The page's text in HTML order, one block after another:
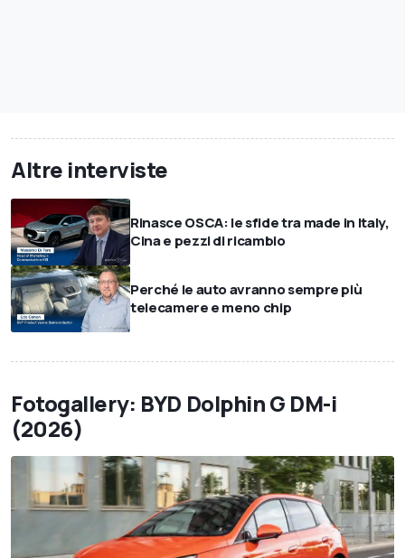
Altre interviste
Rinasce OSCA: le sfide tra made in Italy,
Cina e pezzi di ricambio
Perché le auto avranno sempre più
telecamere e meno chip
Fotogallery: BYD Dolphin G DM-i
(2026)